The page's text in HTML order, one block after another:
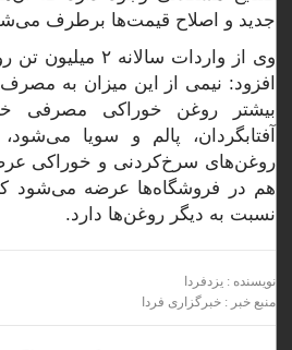
جدید و اصلاح قیمت‌ها برطرف
وی از واردات سالانه
افزود: نیمی از این میزان به مصرف
بیشتر روغن خوراکی مصرفی
آفتابگردان، پالم و سویا
روغن‌های سرخ‌کردنی و خوراکی
هم در فروشگاه‌ها عرضه می‌شود که
نسبت به دیگر روغن‌ها دارد.
نویسنده : یزدفردا
منبع خبر : خبرگزاری فردا